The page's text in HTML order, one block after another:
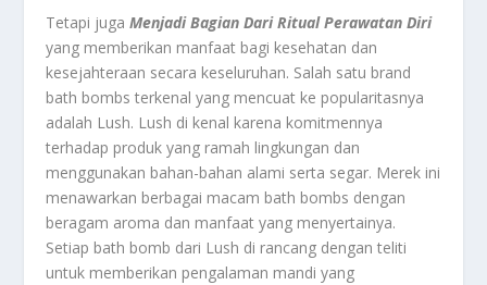
Tetapi jugaMenjadi Bagian Dari Ritual Perawatan Diri
yang memberikan manfaat bagi kesehatan dan
kesejahteraan secara keseluruhan. Salah satu brand
bath bombs terkenal yang mencuat ke popularitasnya
adalah Lush. Lush di kenal karena komitmennya
terhadap produk yang ramah lingkungan dan
menggunakan bahan-bahan alami serta segar. Merek ini
menawarkan berbagai macam bath bombs dengan
beragam aroma dan manfaat yang menyertainya.
Setiap bath bomb dari Lush di rancang dengan teliti
untuk memberikan pengalaman mandi yang